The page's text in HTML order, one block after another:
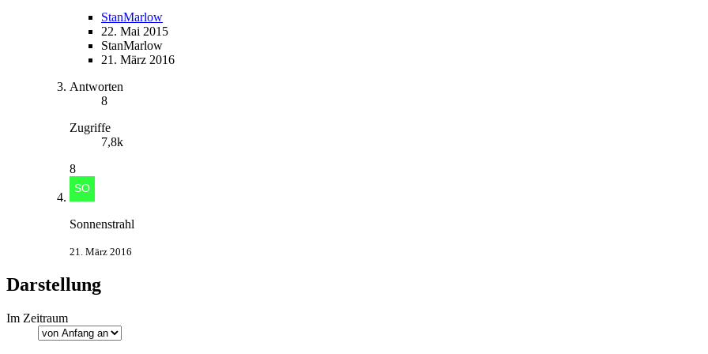
StanMarlow
22. Mai 2015
StanMarlow
21. März 2016
Antworten
8
Zugriffe
7,8k
8
Sonnenstrahl
21. März 2016
Darstellung
Im Zeitraum